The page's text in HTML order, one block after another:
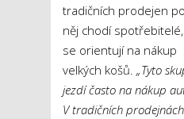
tradičních prodejen
něj chodí
se orientují na nákup
velkých košů. „Tyto
jezdí často na nákup
V tradičních